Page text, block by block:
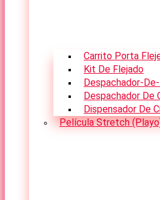
Carrito Porta
Kit De Flejado
Despachador-
Despachador De
Dispensador De
Película Stretch